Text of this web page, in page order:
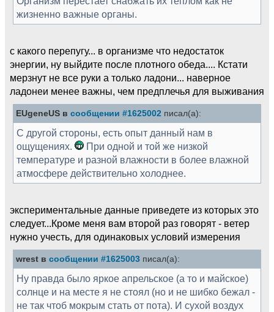
жизненно важные органы.
с какого перепугу... в организме что недостаток
энергии, ну выйдите после плотного обеда.... Кстати
мерзнут не все руки а только ладони... наверное
ладонеи менее важны, чем предплечья для выживания
EUgeneUS в сообщении #1625002 писал(а):
С другой стороны, есть опыт данный нам в
ощущениях.
При одной и той же низкой
температуре и разной влажности в более влажной
атмосфере действительно холоднее.
экспериментальные данные приведете из которых это
следует...Кроме меня вам второй раз говорят - ветер
нужно учесть, для одинаковых условий измерения
wrest в сообщении #1625003 писал(а):
Ну правда было яркое апрельское (а то и майское)
солнце и на месте я не стоял (но и не шибко бежал -
не так чтоб мокрым стать от пота). И сухой воздух